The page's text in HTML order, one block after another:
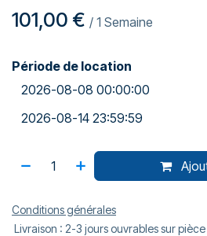
101,00 € / 1 Semaine
Période de location
Conditions générales
Livraison : 2-3 jours ouvrables sur